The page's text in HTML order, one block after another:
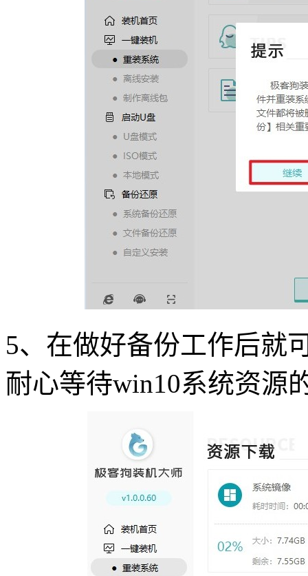
5、在做好备份工作后就
耐心等待win10系统资源